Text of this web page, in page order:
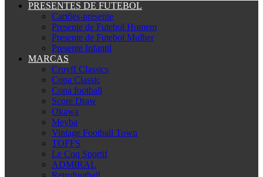
PRESENTES DE FUTEBOL
Cartões-presente
Presente de Futebol Homem
Presente de Futebol Mulher
Presente Infantil
MARCAS
Cruyff Classics
Copa Classic
Copa football
Score Draw
Okawa
Meyba
Vintage Football Town
TOFFS
Le Coq Sportif
ADMIRAL
Retrofootball